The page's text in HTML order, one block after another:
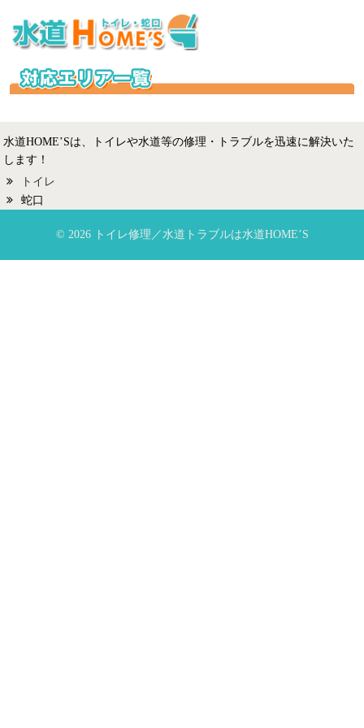
水道HOME’Sは、トイレや水道等の修理・トラブルを迅速に解決いた
します！
トイレ
蛇口
© 2026 トイレ修理／水道トラブルは水道HOME’S